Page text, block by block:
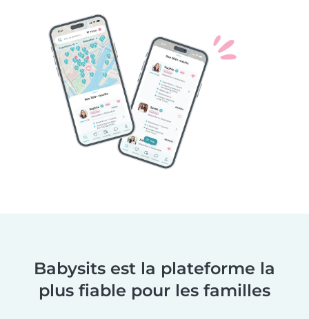
Babysits est la plateforme la
plus fiable pour les familles